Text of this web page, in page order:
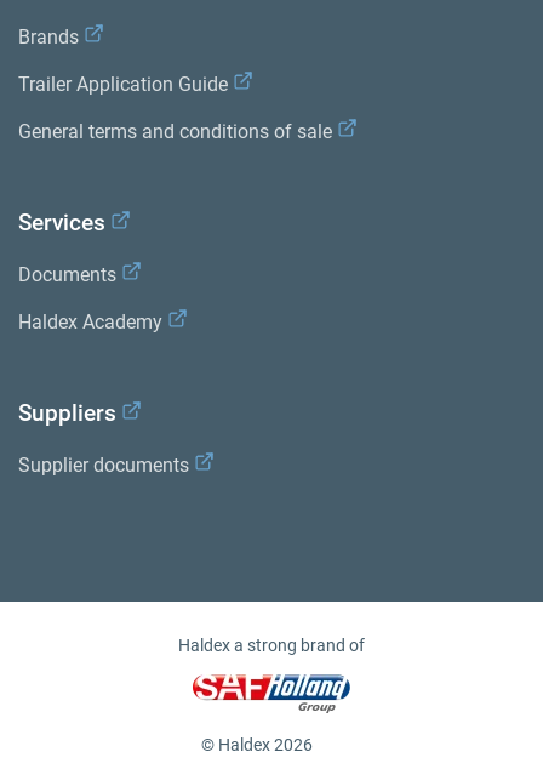
Brands
Trailer Application Guide
General terms and conditions of sale
Services
Documents
Haldex Academy
Suppliers
Supplier documents
Haldex a strong brand of
© Haldex 2026